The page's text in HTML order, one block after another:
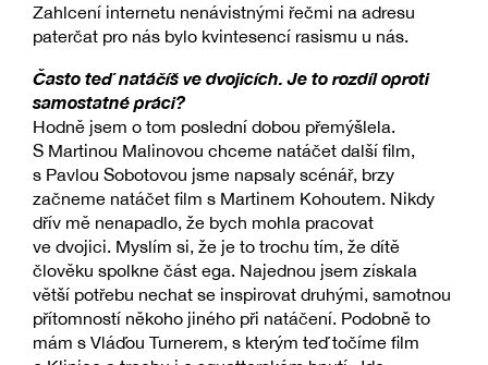
Zahlcení internetu nenávistnými řečmi na adresu
paterčat pro nás bylo kvintesencí rasismu u nás.
Často teď natáčíš ve dvojicích. Je to rozdíl oproti
samostatné práci?
Hodně jsem o tom poslední dobou přemýšlela.
S Martinou Malinovou chceme natáčet další film,
s Pavlou Sobotovou jsme napsaly scénář, brzy
začneme natáčet film s Martinem Kohoutem. Nikdy
dřív mě nenapadlo, že bych mohla pracovat
ve dvojici. Myslím si, že je to trochu tím, že dítě
člověku spolkne část ega. Najednou jsem získala
větší potřebu nechat se inspirovat druhými, samotnou
přítomností někoho jiného při natáčení. Podobně to
mám s Vláďou Turnerem, s kterým teď točíme film